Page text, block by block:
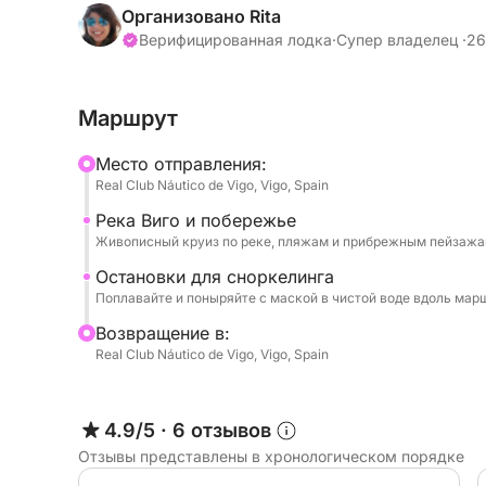
Во время этого 4-часового круиза вы
по особому случаю.
Круиз вдоль побережья Виго, сочетающий
остановками для купания и сноркелинга по
В стоимость не включено:
Экипаж (капитан и помощник капитана): 200€
Финальная уборка: 100€ (обязательно,
Для любых особых запросов или для
пожалуйста, свяжитесь с нами, чтобы
Организовано Rita
Верифицированная лодка·Супер владелец ·
Маршрут
Mесто отправления:
Real Club Náutico de Vigo, Vigo, Spain
Река Виго и побережье
Живописный круиз по реке, пляжам и прибрежным
Остановки для сноркелинга
Поплавайте и поныряйте с маской в чистой воде вдоль
Bозвращение в:
Real Club Náutico de Vigo, Vigo, Spain
4.9/5 · 6 отзывов
Отзывы представлены в хронологическом порядке